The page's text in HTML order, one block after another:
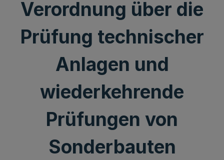
Verordnung über die
Prüfung technischer
Anlagen und
wiederkehrende
Prüfungen von
Sonderbauten